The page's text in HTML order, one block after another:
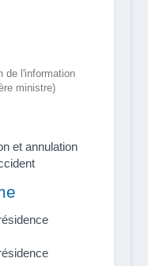
de l'information
ministre)
et annulation